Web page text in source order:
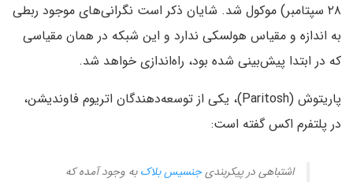
۲۸ سپتامبر) موکول شد. شایان ذکر است نگرانی‌های موجود ربطی
به اندازه و مقیاس هولسکی ندارد و این شبکه در همان مقیاسی
که در ابتدا پیش‌بینی شده بود، راه‌اندازی خواهد شد.
پاریتوش (Paritosh)، یکی از توسعه‌دهندگان اتریوم فاوندیشن،
در پلتفرم اکس گفته است:
اشتباهی در پیکربندیجنسیس بلاکبه وجود آمده که